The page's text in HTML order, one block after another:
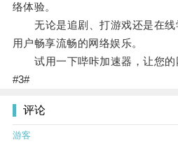
络体验。
无论是追剧、打游戏还是在线
用户畅享流畅的网络娱乐。
试用一下哔咔加速器，让您的
#3#
评论
游客